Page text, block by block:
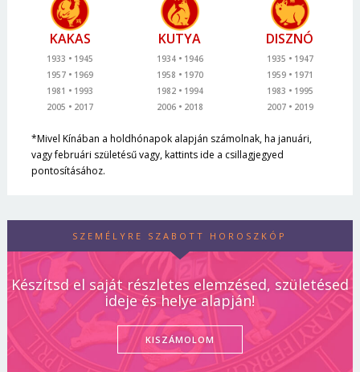
KAKAS
1933
1945
1957
1969
1981
1993
2005
2017
KUTYA
1934
1946
1958
1970
1982
1994
2006
2018
DISZNÓ
1935
1947
1959
1971
1983
1995
2007
2019
*Mivel Kínában a holdhónapok alapján számolnak, ha januári,
vagy februári születésű vagy, kattints ide a csillagjegyed
pontosításához.
SZEMÉLYRE SZABOTT HOROSZKÓP
Készítsd el saját részletes elemzésed, születésed
ideje és helye alapján!
KISZÁMOLOM